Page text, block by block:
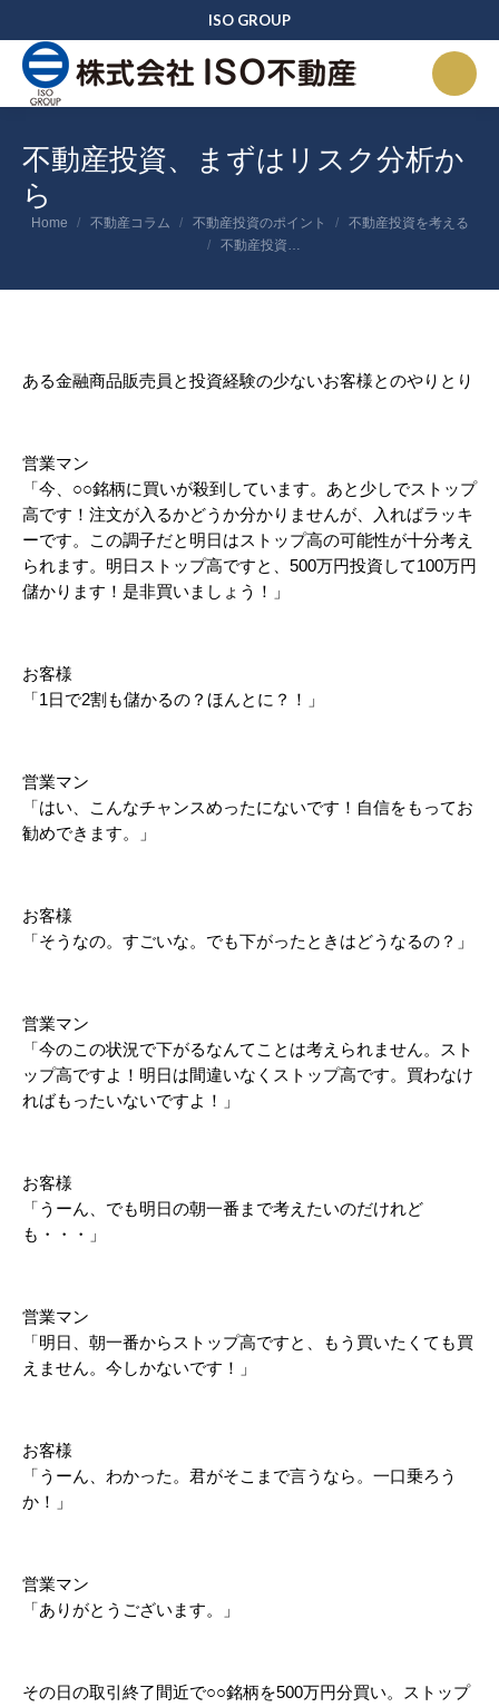
ISO GROUP
不動産投資、まずはリスク分析か
ら
You are here:
Home 不動産コラム 不動産投資のポイント
不動産投資を考える
不動産投資…
ある金融商品販売員と投資経験の少ないお客様とのやりとり
営業マン
「今、○○銘柄に買いが殺到しています。あと少しでストップ
高です！注文が入るかどうか分かりませんが、入ればラッキ
ーです。この調子だと明日はストップ高の可能性が十分考え
られます。明日ストップ高ですと、500万円投資して100万円
儲かります！是非買いましょう！」
お客様
「1日で2割も儲かるの？ほんとに？！」
営業マン
「はい、こんなチャンスめったにないです！自信をもってお
勧めできます。」
お客様
「そうなの。すごいな。でも下がったときはどうなるの？」
営業マン
「今のこの状況で下がるなんてことは考えられません。スト
ップ高ですよ！明日は間違いなくストップ高です。買わなけ
ればもったいないですよ！」
お客様
「うーん、でも明日の朝一番まで考えたいのだけれど
も・・・」
営業マン
「明日、朝一番からストップ高ですと、もう買いたくても買
えません。今しかないです！」
お客様
「うーん、わかった。君がそこまで言うなら。一口乗ろう
か！」
営業マン
「ありがとうございます。」
その日の取引終了間近で○○銘柄を500万円分買い。ストップ